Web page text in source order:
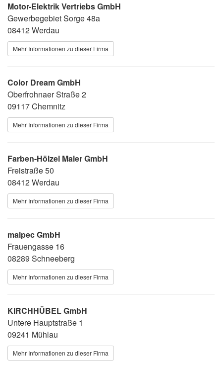
Motor-Elektrik Vertriebs GmbH
Gewerbegebiet Sorge 48a
08412 Werdau
Mehr Informationen zu dieser Firma
Color Dream GmbH
Oberfrohnaer Straße 2
09117 Chemnitz
Mehr Informationen zu dieser Firma
Farben-Hölzel Maler GmbH
Freistraße 50
08412 Werdau
Mehr Informationen zu dieser Firma
malpec GmbH
Frauengasse 16
08289 Schneeberg
Mehr Informationen zu dieser Firma
KIRCHHÜBEL GmbH
Untere Hauptstraße 1
09241 Mühlau
Mehr Informationen zu dieser Firma